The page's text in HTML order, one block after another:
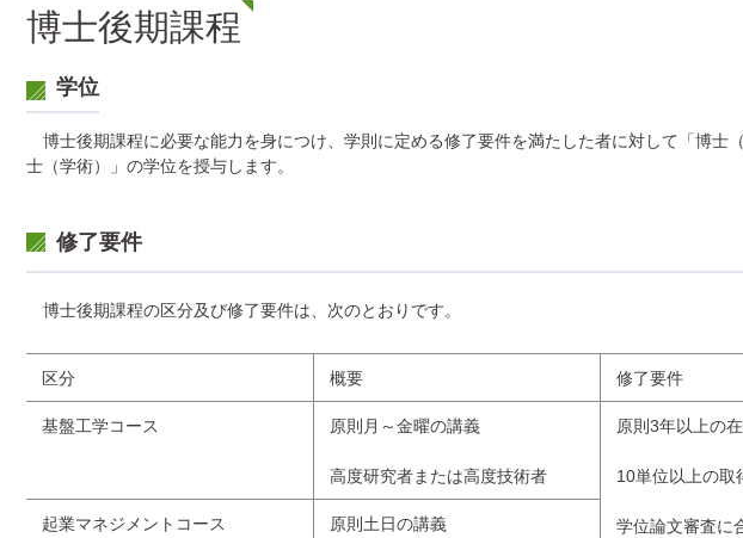
博士後期課程
学位
博士後期課程に必要な能力を身につけ、学則に定める修了要件を満たした者に対して「博士
士（学術）」の学位を授与します。
修了要件
博士後期課程の区分及び修了要件は、次のとおりです。
区分 概要 修了要件
基盤工学コース 原則月～金曜の講義
高度研究者または高度技術者
原則3年以上の
10単位以上の取
学位論文審査に
起業マネジメントコース 原則土日の講義